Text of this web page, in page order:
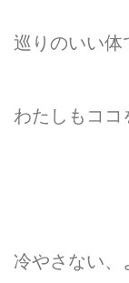
巡りのいい体
わたしもココ
冷やさない、